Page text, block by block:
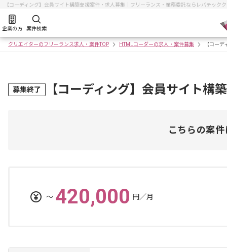
【コーディング】会員サイト構築支援案件・求人募集｜フリーランス・業務委託ならレバテック
企業の方 案件検索
クリエイターのフリーランス求人・案件TOP HTMLコーダーの求人・案件募集 【コー
募集終了 【コーディング】会員サイト構
こちらの案
〜 420,000 円／月